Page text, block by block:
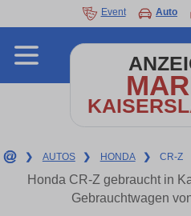
Event Auto
❯ AUTOS ❯ HONDA ❯ CR-Z
Honda CR-Z gebraucht in
Gebrauchtwagen